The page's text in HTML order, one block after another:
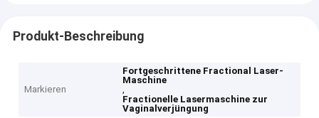
Produkt-Beschreibung
Markieren
Fortgeschrittene Fractional Laser-
Maschine
,
Fractionelle Lasermaschine zur
Vaginalverjüngung